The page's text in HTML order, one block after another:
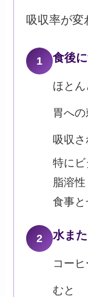
吸収率が変
1 食後
ほと
胃への
吸収さ
特に
脂溶
食事と
2 水ま
コー
むと